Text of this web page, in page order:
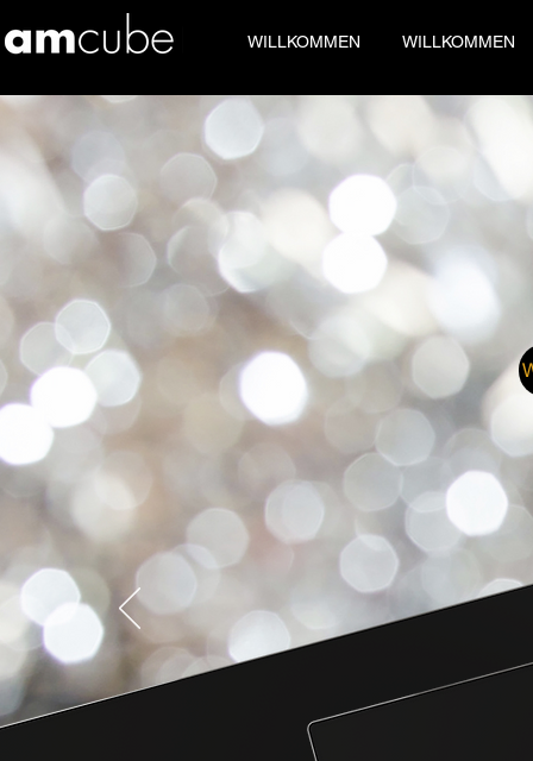
WILLKOMMEN WILLKOMMEN
Podologen in
Diagnosesoftware
Sind Sie Podologe in Reims (51)? AMCUBE,
AMCUBE: Marktführer für
Druckplattformen
stabilometrische Plattform – Thermoformung –